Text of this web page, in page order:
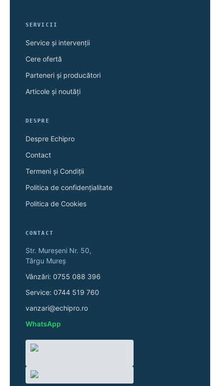
SERVICII
Service și intervenții
Cere ofertă
Parteneri și producători
Articole și noutăți
DESPRE
Despre Echipro
Contact
Termeni și Condiții
Politica de confidențialitate
Politica de Cookies
CONTACT
Str. Mureșeni Nr. 50,
Târgu Mureș
Vânzări: 0755 088 396
Service: 0744 519 760
vanzari@echipro.ro
WhatsApp